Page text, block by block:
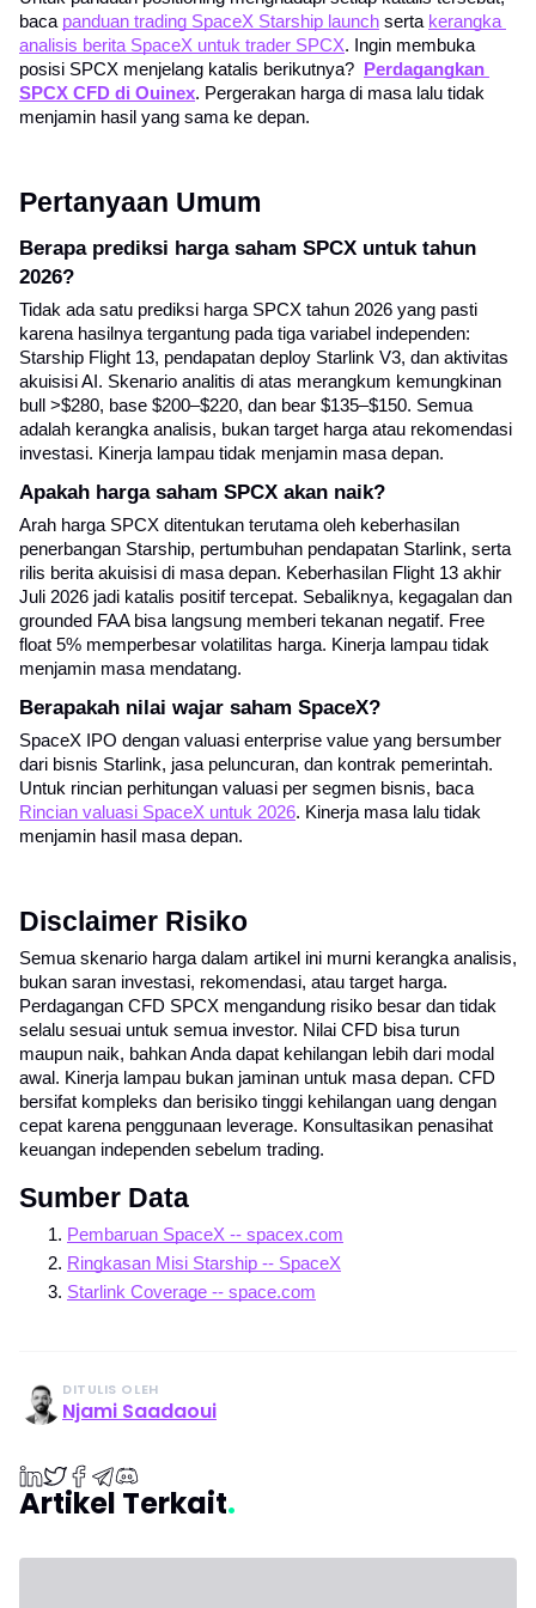
baca panduan trading SpaceX Starship launch serta kerangka
analisis berita SpaceX untuk trader SPCX. Ingin membuka
posisi SPCX menjelang katalis berikutnya? Perdagangkan
SPCX CFD di Ouinex. Pergerakan harga di masa lalu tidak
menjamin hasil yang sama ke depan.
Pertanyaan Umum
Berapa prediksi harga saham SPCX untuk tahun
2026?
Tidak ada satu prediksi harga SPCX tahun 2026 yang pasti
karena hasilnya tergantung pada tiga variabel independen:
Starship Flight 13, pendapatan deploy Starlink V3, dan aktivitas
akuisisi AI. Skenario analitis di atas merangkum kemungkinan
bull >$280, base $200–$220, dan bear $135–$150. Semua
adalah kerangka analisis, bukan target harga atau rekomendasi
investasi. Kinerja lampau tidak menjamin masa depan.
Apakah harga saham SPCX akan naik?
Arah harga SPCX ditentukan terutama oleh keberhasilan
penerbangan Starship, pertumbuhan pendapatan Starlink, serta
rilis berita akuisisi di masa depan. Keberhasilan Flight 13 akhir
Juli 2026 jadi katalis positif tercepat. Sebaliknya, kegagalan dan
grounded FAA bisa langsung memberi tekanan negatif. Free
float 5% memperbesar volatilitas harga. Kinerja lampau tidak
menjamin masa mendatang.
Berapakah nilai wajar saham SpaceX?
SpaceX IPO dengan valuasi enterprise value yang bersumber
dari bisnis Starlink, jasa peluncuran, dan kontrak pemerintah.
Rincian valuasi SpaceX untuk 2026. Kinerja masa lalu tidak
menjamin hasil masa depan.
Disclaimer Risiko
Semua skenario harga dalam artikel ini murni kerangka analisis,
bukan saran investasi, rekomendasi, atau target harga.
Perdagangan CFD SPCX mengandung risiko besar dan tidak
selalu sesuai untuk semua investor. Nilai CFD bisa turun
maupun naik, bahkan Anda dapat kehilangan lebih dari modal
awal. Kinerja lampau bukan jaminan untuk masa depan. CFD
bersifat kompleks dan berisiko tinggi kehilangan uang dengan
cepat karena penggunaan leverage. Konsultasikan penasihat
keuangan independen sebelum trading.
Sumber Data
1. Pembaruan SpaceX -- spacex.com
2. Ringkasan Misi Starship -- SpaceX
3. Starlink Coverage -- space.com
DITULIS OLEH
Njami Saadaoui
Artikel Terkait